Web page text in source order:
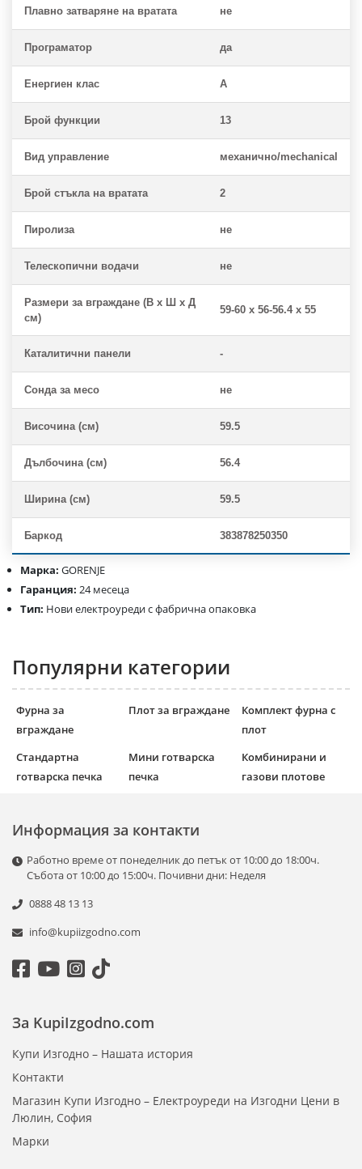
Плавно затваряне на вратата не
Програматор да
Енергиен клас A
Брой функции 13
Вид управление механично/mechanical
Брой стъкла на вратата 2
Пиролиза не
Телескопични водачи не
Размери за вграждане (В x Ш x Д
см)
59-60 x 56-56.4 x 55
Каталитични панели -
Сонда за месо не
Височина (см) 59.5
Дълбочина (см) 56.4
Ширина (см) 59.5
Баркод 383878250350
Марка: GORENJE
Гаранция: 24 месеца
Тип: Нови електроуреди с фабрична опаковка
Популярни категории
Фурна за
вграждане
Плот за вграждане
Комплект фурна с
плот
Стандартна
готварска печка
Мини готварска
печка
Комбинирани и
газови плотове
Информация за контакти
Работно време от понеделник до петък от 10:00 до 18:00ч.
Събота от 10:00 до 15:00ч. Почивни дни: Неделя
0888 48 13 13
info@kupiizgodno.com
За KupiIzgodno.com
Купи Изгодно – Нашата история
Контакти
Магазин Купи Изгодно – Електроуреди на Изгодни Цени в
Люлин, София
Марки